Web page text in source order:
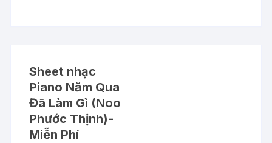
Sheet nhạc
Piano Năm Qua
Đã Làm Gì (Noo
Phước Thịnh)-
Miễn Phí